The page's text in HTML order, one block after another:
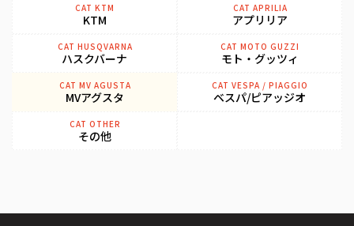
CAT KTM
KTM
CAT APRILIA
アプリリア
CAT HUSQVARNA
ハスクバーナ
CAT MOTO GUZZI
モト・グッツィ
CAT MV AGUSTA
MVアグスタ
CAT VESPA / PIAGGIO
ベスパ/ピアッジオ
CAT OTHER
その他